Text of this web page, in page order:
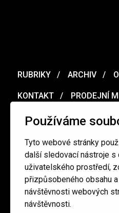
Používáme
Tyto webové stránky
další sledovací nástroje s
uživatelského prostředí,
přizpůsobeného obsahu
návštěvnosti webových
návštěvnosti.
RUBRIKY ARCHIV
KONTAKT PRODEJNÍ
MERCH VOUCHER
Ochrana osobních údajů /
redakce@cinepur.cz